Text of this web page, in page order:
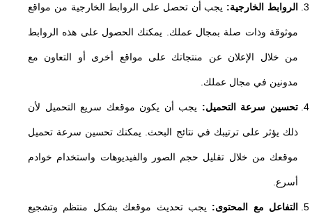
الروابط الخارجية: يجب أن تحصل على الروابط الخارجية من مواقع
موثوقة وذات صلة بمجال عملك. يمكنك الحصول على هذه الروابط
من خلال الإعلان عن منتجاتك على مواقع أخرى أو التعاون مع
مدونين في مجال عملك.
تحسين سرعة التحميل: يجب أن يكون موقعك سريع التحميل لأن
ذلك يؤثر على ترتيبك في نتائج البحث. يمكنك تحسين سرعة تحميل
موقعك من خلال تقليل حجم الصور والفيديوهات واستخدام خوادم
أسرع.
التفاعل مع المحتوى: يجب تحديث موقعك بشكل منتظم وتشجيع